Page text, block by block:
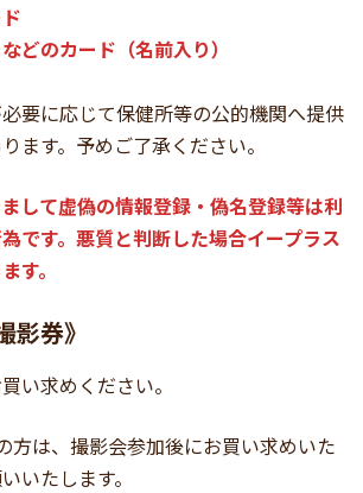
どのカード（名前入り）
要に応じて保健所等の公的機関へ提供
ます。予めご了承ください。
して虚偽の情報登録・偽名登録等は利
です。悪質と判断した場合イープラス
す。
影券》
い求めください。
方は、撮影会参加後にお買い求めいた
いたします。